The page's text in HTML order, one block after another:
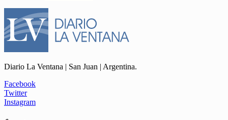
Diario La Ventana | San Juan | Argentina.
Facebook
Twitter
Instagram